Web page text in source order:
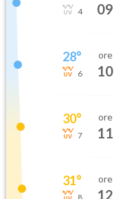
4 09
28°
6
ore
10
30°
7
ore
11
31° ore
12